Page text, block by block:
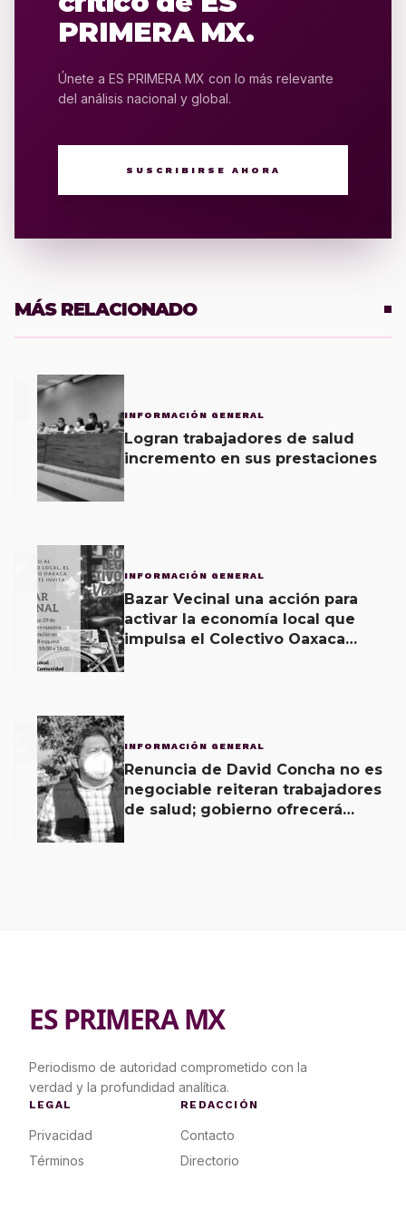
PRIMERA MX.
Únete a ES PRIMERA MX con lo más relevante
del análisis nacional y global.
SUSCRIBIRSE AHORA
MÁS RELACIONADO
INFORMACIÓN GENERAL
Logran trabajadores de salud
incremento en sus prestaciones
2 INFORMACIÓN GENERAL
Bazar Vecinal una acción para
activar la economía local que
impulsa el Colectivo Oaxaca
3 INFORMACIÓN GENERAL
Renuncia de David Concha no es
negociable reiteran trabajadores
de salud; gobierno ofrecerá
ES PRIMERA MX
Periodismo de autoridad comprometido con la
verdad y la profundidad analítica.
LEGAL
Privacidad
Términos
REDACCIÓN
Contacto
Directorio